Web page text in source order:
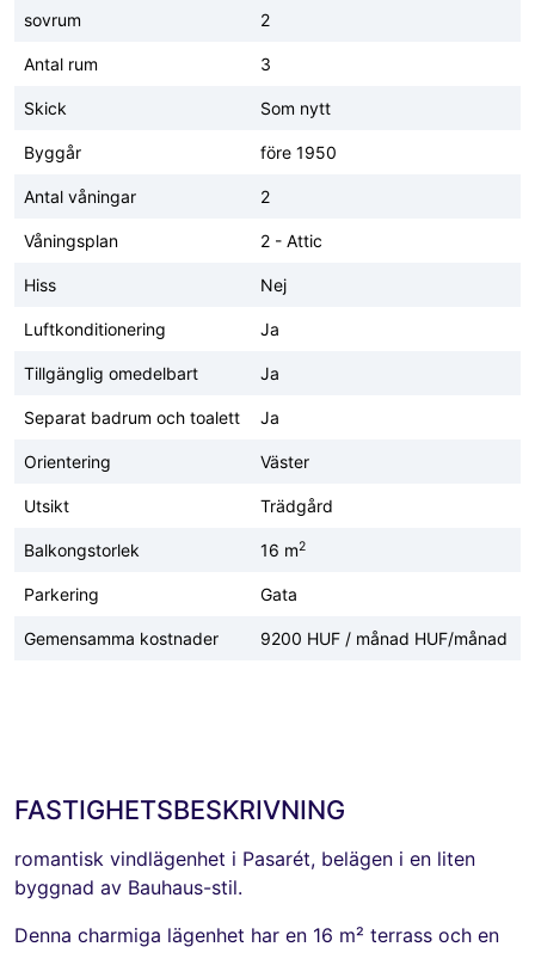
sovrum 2
Antal rum 3
Skick Som nytt
Byggår före 1950
Antal våningar 2
Våningsplan 2 - Attic
Hiss Nej
Luftkonditionering Ja
Tillgänglig omedelbart Ja
Separat badrum och toalett Ja
Orientering Väster
Utsikt Trädgård
Balkongstorlek 16 m2
Parkering Gata
Gemensamma kostnader 9200 HUF / månad HUF/månad
FASTIGHETSBESKRIVNING
romantisk vindlägenhet i Pasarét, belägen i en liten
byggnad av Bauhaus-stil.
Denna charmiga lägenhet har en 16 m² terrass och en